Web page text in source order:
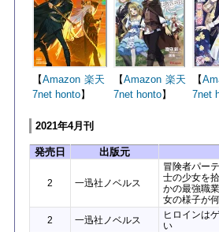
【Amazon 楽天
7net honto】
【Amazon 楽天
7net honto】
【
7net
2021年4月刊
発売日 出版元
2 一迅社ノベルス
冒険者パー
士の少女を
かの最強職
女の様子が
2
一迅社ノベルス
ヒロインは
い